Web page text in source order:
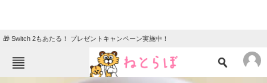
🎁 Switch 2もあたる！ プレゼントキャンペーン実施中！
ねとらぼメニュー